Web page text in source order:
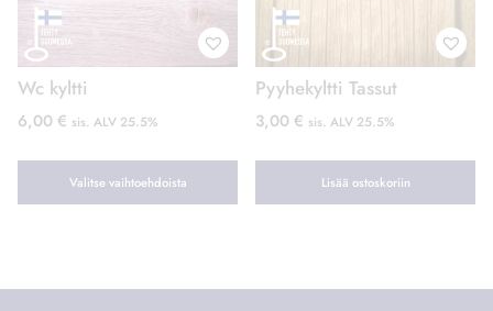
Wc kyltti
6,00 € sis. ALV 25.5%
Valitse vaihtoehdoista
Pyyhekyltti Tassut
3,00 € sis. ALV 25.5%
Lisää ostoskoriin